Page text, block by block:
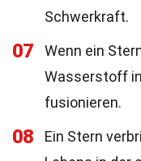
Schwerkraft.
07
Wenn ein
Wasserstoff
fusionieren.
08
Ein Stern